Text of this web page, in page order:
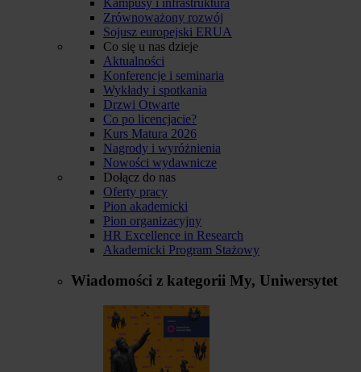
Zrównoważony rozwój
Sojusz europejski ERUA
Co się u nas dzieje
Aktualności
Konferencje i seminaria
Wykłady i spotkania
Drzwi Otwarte
Co po licencjacie?
Kurs Matura 2026
Nagrody i wyróżnienia
Nowości wydawnicze
Dołącz do nas
Oferty pracy
Pion akademicki
Pion organizacyjny
HR Excellence in Research
Akademicki Program Stażowy
Wiadomości z kategorii My, Uniwersytet